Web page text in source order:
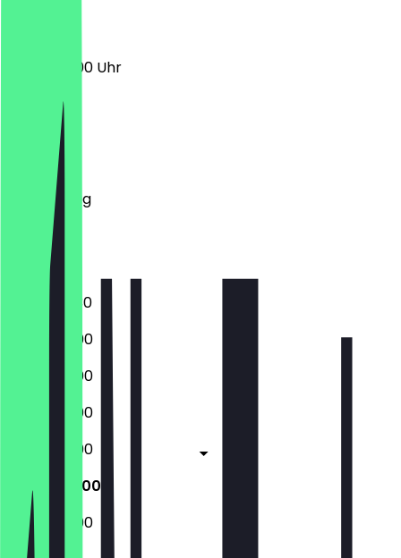
17:00 - 23:00 Uhr
Montag
Dienstag
Mittwoch
Donnerstag
Freitag
Samstag
Sonntag
17:00 - 22:30
17:00 - 23:00
17:00 - 23:00
17:00 - 23:00
17:00 - 23:00
17:00 - 23:00
17:00 - 23:00